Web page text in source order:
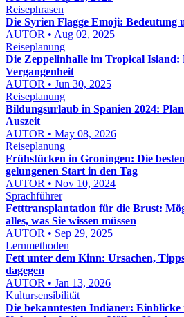
Reisephrasen
Die Syrien Flagge Emoji: Bedeutung
AUTOR • Aug 02, 2025
Reiseplanung
Die Zeppelinhalle im Tropical Island:
Vergangenheit
AUTOR • Jun 30, 2025
Reiseplanung
Bildungsurlaub in Spanien 2024:
Auszeit
AUTOR • May 08, 2026
Reiseplanung
Frühstücken in Groningen: Die
gelungenen Start in den Tag
AUTOR • Nov 10, 2024
Sprachführer
Fetttransplantation für die Brust:
alles, was Sie wissen müssen
AUTOR • Sep 29, 2025
Lernmethoden
Fett unter dem Kinn: Ursachen,
dagegen
AUTOR • Jan 13, 2026
Kultursensibilität
Die bekanntesten Indianer: Einblicke